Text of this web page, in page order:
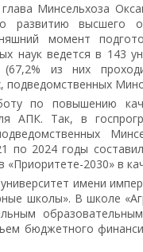
Минсельхоза
развитию высшего
момент
наук ведется в 143
из них
подведомственных
по повышению
АПК. Так, в
по 2024 годы
2030» в
имени
школы». В школе
бюджетного